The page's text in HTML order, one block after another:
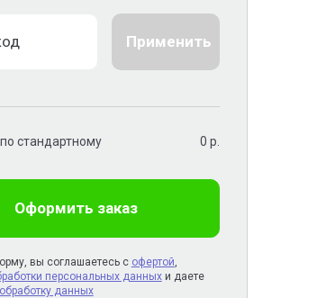
Применить
стандартному
0 р.
Оформить заказ
вы соглашаетесь с офертой,
персональных данныхи даете
данных